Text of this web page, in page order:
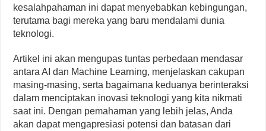
kesalahpahaman ini dapat menyebabkan kebingungan,
terutama bagi mereka yang baru mendalami dunia
teknologi.
Artikel ini akan mengupas tuntas perbedaan mendasar
antara AI dan Machine Learning, menjelaskan cakupan
masing-masing, serta bagaimana keduanya berinteraksi
dalam menciptakan inovasi teknologi yang kita nikmati
saat ini. Dengan pemahaman yang lebih jelas, Anda
akan dapat mengapresiasi potensi dan batasan dari